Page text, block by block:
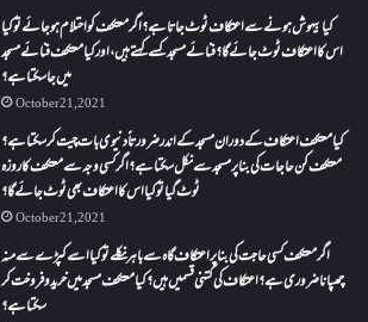
کیا بیہوش ہونے سے اعتکاف ٹوٹ جاتا ہے؟ اگر معتکف کو احتلام ہو جائے تو کیا
اس کا اعتکاف ٹوٹ جائے گا؟فنائے مسجد کسے کہتے ہیں ، اور کیا معتکف فنائے مسجد
میں جا سکتا ہے؟
October 21, 2021
کیا معتکف اعتکاف کے دوران مسجد کے اندر ضرورتاً دنیوی بات چیت کر سکتا ہے؟
معتکف کن حاجات کی بنا پر مسجد سے نکل سکتا ہے؟ اگر کسی وجہ سے معتکف کا روزہ
ٹوٹ گیا تو کیا اس کا اعتکاف بھی ٹوٹ جائے گا؟
October 21, 2021
اگر معتکف کسی حاجت کی بنا پر اعتکاف گاہ سے باہر نکلے تو کیا اسے کپڑے سے منہ
چھپانا ضروری ہے؟اعتکاف کی کتنی قسمیں ہیں؟کیا معتکف مسجد میں خرید و فروخت کر
سکتا ہے؟